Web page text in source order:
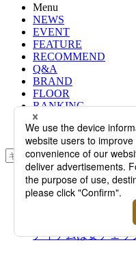
Menu
NEWS
EVENT
FEATURE
RECOMMEND
Q&A
BRAND
FLOOR
RANKING
ONLINE STORE
SERVICE
TOP
PHOTO
＜アスタリフト メ
＆ボブ＞第2弾が発
アイテムは要チェッ